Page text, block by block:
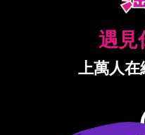
遇見
上萬人